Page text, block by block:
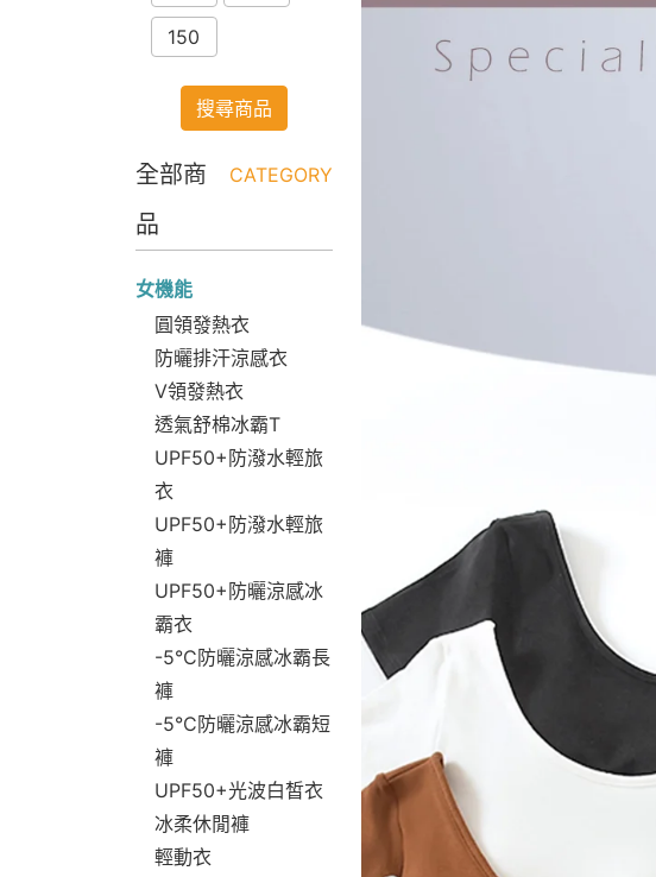
150
搜尋商品
全部商
品
CATEGORY
女機能
圓領發熱衣
防曬排汗涼感衣
V領發熱衣
透氣舒棉冰霸T
UPF50+防潑水輕旅
衣
UPF50+防潑水輕旅
褲
UPF50+防曬涼感冰
霸衣
-5°C防曬涼感冰霸長
褲
-5°C防曬涼感冰霸短
褲
UPF50+光波白皙衣
冰柔休閒褲
輕動衣